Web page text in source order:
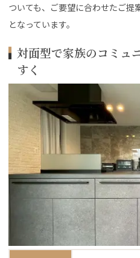
ついても、ご要望に合わせたご提
となっています。
対面型で家族のコミュ
すく